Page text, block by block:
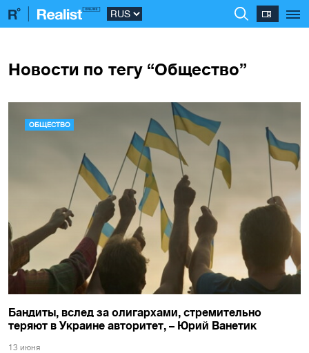
Новости по тегу “Общество”
ОБЩЕСТВО
Бандиты, вслед за олигархами, стремительно
теряют в Украине авторитет, – Юрий Ванетик
13 июня